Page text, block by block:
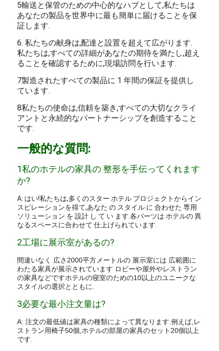
5輸送と保管のための中心的なハブとして,私たちは
あなたの製品を世界中に最も簡単に届けることを保
証します.
6. 私たちの献身は,配達と設置を超えて広がります.
私たちは,すべての詳細があなたの期待を満たし,超え
ることを確認するために,現場訪問を行います.
7製造されたすべての製品に 1 年間の保証を提供し
ています.
8私たちの使命は,信頼を築き,すべての大切なクライ
アントと永続的なパートナーシップを創造すること
です.
一般的な質問:
1私のホテルの家具の 整形を手伝ってくれます
か?
A: はい!私たちは,多くのスター ホテル プロジェクトからイン
スピレーションを得て,あなた の スタイル に 合わせた 専用
ソリューション を 設計 し て い ます.各パーツは ホテルの 異
なるスペースに合わせて 仕上げられています.
2工場に展示室があるの?
間違いなく 広さ2000平方メートルの 展示室には 広範囲に
わたる家具が展示されています ロビーや屋外やレストラン
の家具などですホテルの寝室のための10以上のユニークな
スタイルの選択とともに.
3必要な最小注文量は?
A: 注文の最低値は家具の種類によって異なります.例えば,レ
ストラン用椅子50個,ホテルの部屋の家具のセット20個以上
です.